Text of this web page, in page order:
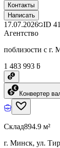
Контакты
Написать
17.07.2026 ID
Агентство
поблизости с г.
1 483 993 ƃ
Конвертер
Склад894.9 м²
г. Минск, ул.